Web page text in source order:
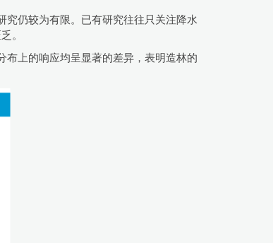
究仍较为有限。已有研究往往只关注降水
。
布上的响应均呈显著的差异，表明造林的